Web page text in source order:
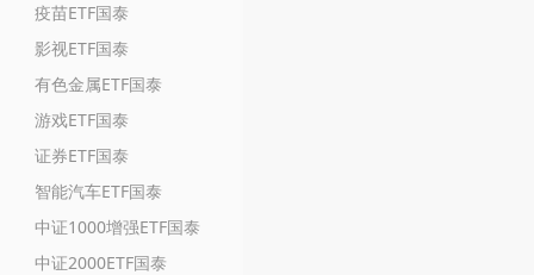
疫苗ETF国泰
影视ETF国泰
有色金属ETF国泰
游戏ETF国泰
证券ETF国泰
智能汽车ETF国泰
中证1000增强ETF国泰
中证2000ETF国泰